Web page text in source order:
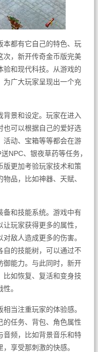
本都有它自己的特色、玩
次，新开传奇金币版完美
验和现代科技。从游戏的
为广大玩家呈现出一个充
景和设定。玩家在进入
也可以根据自己的爱好选
活动、宝箱等等都会在游
NPC、银夜草药等任务，
版更加考验玩家技术和策
品，比如神器、天赋、
备和技能系统。游戏中有
玩家获得更多的属性，
敌人造成更多的伤害。
自的技能树，可以通过不
御能力。与此同时，新开
比如恢复、复活和变身技
。
当注重玩家的体验感。
的任务、背包、角色属性
音频，比如背景音乐和特
享受那刺激的快感。